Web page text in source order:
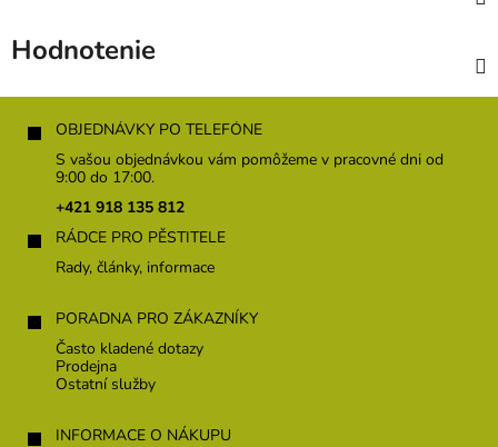
Hodnotenie
Z
OBJEDNÁVKY PO TELEFÓNE
S vašou objednávkou vám pomôžeme v pracovné dni od
9:00 do 17:00.
+421 918 135 812
RÁDCE PRO PĚSTITELE
Rady, články, informace
PORADNA PRO ZÁKAZNÍKY
Často kladené dotazy
Prodejna
Ostatní služby
INFORMACE O NÁKUPU